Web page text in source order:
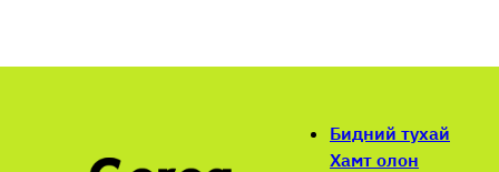
Бидний тухай
Хамт олон